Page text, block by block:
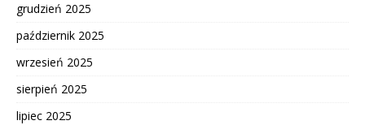
grudzień 2025
październik 2025
wrzesień 2025
sierpień 2025
lipiec 2025